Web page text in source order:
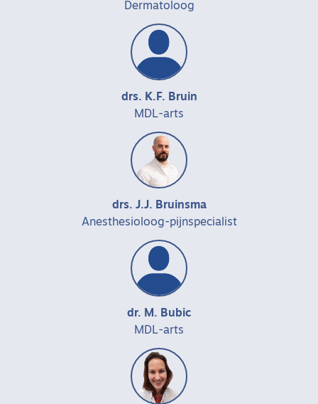
Dermatoloog
drs. K.F. Bruin
MDL-arts
drs. J.J. Bruinsma
Anesthesioloog-pijnspecialist
dr. M. Bubic
MDL-arts